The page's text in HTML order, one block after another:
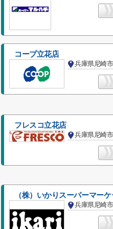
コープ立花店
兵庫県尼崎
フレスコ立花店
兵庫県尼崎
（株）いかりスーパーマー
兵庫県尼崎